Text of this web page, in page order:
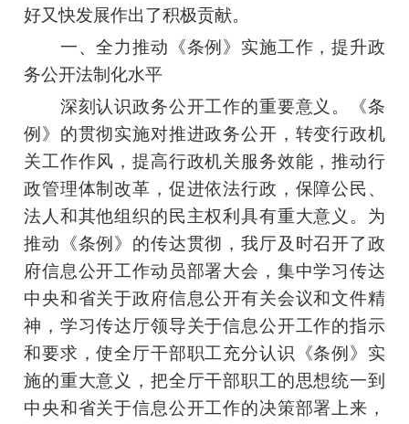
好又快发展作出了积极贡献。
一、全力推动《条例》实施工作，提升政
务公开法制化水平
深刻认识政务公开工作的重要意义。《条
例》的贯彻实施对推进政务公开，转变行政机
关工作作风，提高行政机关服务效能，推动行
政管理体制改革，促进依法行政，保障公民、
法人和其他组织的民主权利具有重大意义。为
推动《条例》的传达贯彻，我厅及时召开了政
府信息公开工作动员部署大会，集中学习传达
中央和省关于政府信息公开有关会议和文件精
神，学习传达厅领导关于信息公开工作的指示
和要求，使全厅干部职工充分认识《条例》实
施的重大意义，把全厅干部职工的思想统一到
中央和省关于信息公开工作的决策部署上来，